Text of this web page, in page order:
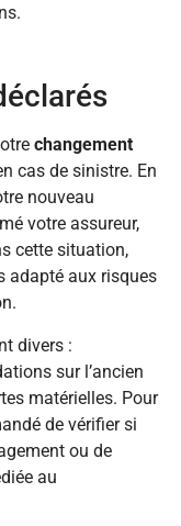
changement
cas de sinistre. En
nouveau
votre assureur,
cette situation,
adapté aux risques
divers :
sur l’ancien
matérielles. Pour
de vérifier si
ou de
au